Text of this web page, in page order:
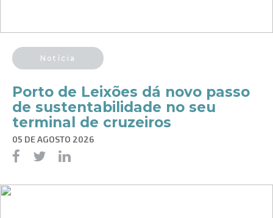
Notícia
Porto de Leixões dá novo passo
de sustentabilidade no seu
terminal de cruzeiros
05 DE AGOSTO 2026